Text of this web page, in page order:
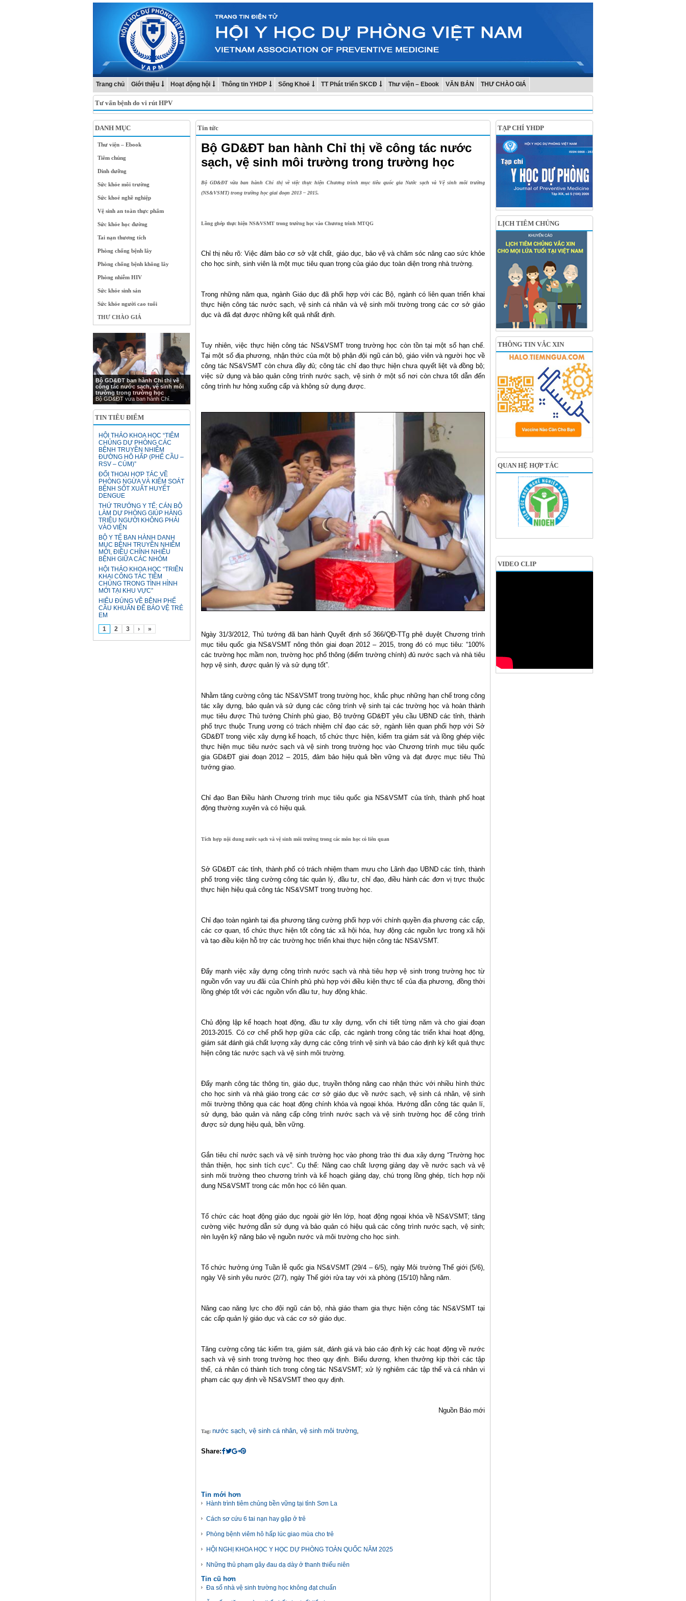
Trang chủ Giới thiệu Hoạt động hội Thông tin YHDP Sống Khoẻ TT Phát triển SKCĐ Thư viện – Ebook VĂN BẢN THƯ CHÀO GIÁ
Tư vấn bệnh do vi rút HPV
DANH MỤC
Thư viện – Ebook
Tiêm chủng
Dinh dưỡng
Sức khỏe môi trường
Sức khoẻ nghề nghiệp
Vệ sinh an toàn thực phẩm
Sức khỏe học đường
Tai nạn thương tích
Phòng chống bệnh lây
Phòng chống bệnh không lây
Phòng nhiễm HIV
Sức khỏe sinh sản
Sức khỏe người cao tuổi
THƯ CHÀO GIÁ
Bộ GD&ĐT ban hành Chỉ thị về
công tác nước sạch, vệ sinh môi
trường trong trường học
Bộ GD&ĐT vừa ban hành Chỉ...
TIN TIÊU ĐIỂM
HỘI THẢO KHOA HỌC “TIÊM
CHỦNG DỰ PHÒNG CÁC
BỆNH TRUYỀN NHIỄM
ĐƯỜNG HÔ HẤP (PHẾ CẦU –
RSV – CÚM)”
ĐỐI THOẠI HỢP TÁC VỀ
PHÒNG NGỪA VÀ KIỂM SOÁT
BỆNH SỐT XUẤT HUYẾT
DENGUE
THỨ TRƯỞNG Y TẾ: CÁN BỘ
LÀM DỰ PHÒNG GIÚP HÀNG
TRIỆU NGƯỜI KHÔNG PHẢI
VÀO VIỆN
BỘ Y TẾ BAN HÀNH DANH
MỤC BỆNH TRUYỀN NHIỄM
MỚI, ĐIỀU CHỈNH NHIỀU
BỆNH GIỮA CÁC NHÓM
HỘI THẢO KHOA HỌC “TRIỂN
KHAI CÔNG TÁC TIÊM
CHỦNG TRONG TÌNH HÌNH
MỚI TẠI KHU VỰC”
HIỂU ĐÚNG VỀ BỆNH PHẾ
CẦU KHUẨN ĐỂ BẢO VỆ TRẺ
EM
1
2 3 › »
Tin tức
Bộ GD&ĐT ban hành Chỉ thị về công tác nước
sạch, vệ sinh môi trường trong trường học
Bộ GD&ĐT vừa ban hành Chỉ thị về việc thực hiện Chương trình mục tiêu quốc gia Nước sạch và Vệ sinh môi trường
(NS&VSMT) trong trường học giai đoạn 2013 – 2015.
Lồng ghép thực hiện NS&VSMT trong trường học vào Chương trình MTQG
Chỉ thị nêu rõ: Việc đảm bảo cơ sở vật chất, giáo dục, bảo vệ và chăm sóc nâng cao sức khỏe
cho học sinh, sinh viên là một mục tiêu quan trọng của giáo dục toàn diện trong nhà trường.
Trong những năm qua, ngành Giáo dục đã phối hợp với các Bộ, ngành có liên quan triển khai
thực hiện công tác nước sạch, vệ sinh cá nhân và vệ sinh môi trường trong các cơ sở giáo
dục và đã đạt được những kết quả nhất định.
Tuy nhiên, việc thực hiện công tác NS&VSMT trong trường học còn tồn tại một số hạn chế.
Tại một số địa phương, nhận thức của một bộ phận đội ngũ cán bộ, giáo viên và người học về
công tác NS&VSMT còn chưa đầy đủ; công tác chỉ đạo thực hiện chưa quyết liệt và đồng bộ;
việc sử dụng và bảo quản công trình nước sạch, vệ sinh ở một số nơi còn chưa tốt dẫn đến
công trình hư hỏng xuống cấp và không sử dụng được.
Ngày 31/3/2012, Thủ tướng đã ban hành Quyết định số 366/QĐ-TTg phê duyệt Chương trình
mục tiêu quốc gia NS&VSMT nông thôn giai đoạn 2012 – 2015, trong đó có mục tiêu: “100%
các trường học mầm non, trường học phổ thông (điểm trường chính) đủ nước sạch và nhà tiêu
hợp vệ sinh, được quản lý và sử dụng tốt”.
Nhằm tăng cường công tác NS&VSMT trong trường học, khắc phục những hạn chế trong công
tác xây dựng, bảo quản và sử dụng các công trình vệ sinh tại các trường học và hoàn thành
mục tiêu được Thủ tướng Chính phủ giao, Bộ trưởng GD&ĐT yêu cầu UBND các tỉnh, thành
phố trực thuộc Trung ương có trách nhiệm chỉ đạo các sở, ngành liên quan phối hợp với Sở
GD&ĐT trong việc xây dựng kế hoạch, tổ chức thực hiện, kiểm tra giám sát và lồng ghép việc
thực hiện mục tiêu nước sạch và vệ sinh trong trường học vào Chương trình mục tiêu quốc
gia GD&ĐT giai đoạn 2012 – 2015, đảm bảo hiệu quả bền vững và đạt được mục tiêu Thủ
tướng giao.
Chỉ đạo Ban Điều hành Chương trình mục tiêu quốc gia NS&VSMT của tỉnh, thành phố hoạt
động thường xuyên và có hiệu quả.
Tích hợp nội dung nước sạch và vệ sinh môi trường trong các môn học có liên quan
Sở GD&ĐT các tỉnh, thành phố có trách nhiệm tham mưu cho Lãnh đạo UBND các tỉnh, thành
phố trong việc tăng cường công tác quản lý, đầu tư, chỉ đạo, điều hành các đơn vị trực thuộc
thực hiện hiệu quả công tác NS&VSMT trong trường học.
Chỉ đạo toàn ngành tại địa phương tăng cường phối hợp với chính quyền địa phương các cấp,
các cơ quan, tổ chức thực hiện tốt công tác xã hội hóa, huy động các nguồn lực trong xã hội
và tạo điều kiện hỗ trợ các trường học triển khai thực hiện công tác NS&VSMT.
Đẩy mạnh việc xây dựng công trình nước sạch và nhà tiêu hợp vệ sinh trong trường học từ
nguồn vốn vay ưu đãi của Chính phủ phù hợp với điều kiện thực tế của địa phương, đồng thời
lồng ghép tốt với các nguồn vốn đầu tư, huy động khác.
Chủ động lập kế hoạch hoạt động, đầu tư xây dựng, vốn chi tiết từng năm và cho giai đoạn
2013-2015. Có cơ chế phối hợp giữa các cấp, các ngành trong công tác triển khai hoạt động,
giám sát đánh giá chất lượng xây dựng các công trình vệ sinh và báo cáo định kỳ kết quả thực
hiện công tác nước sạch và vệ sinh môi trường.
Đẩy mạnh công tác thông tin, giáo dục, truyền thông nâng cao nhận thức với nhiều hình thức
cho học sinh và nhà giáo trong các cơ sở giáo dục về nước sạch, vệ sinh cá nhân, vệ sinh
môi trường thông qua các hoạt động chính khóa và ngoại khóa. Hướng dẫn công tác quản lí,
sử dụng, bảo quản và nâng cấp công trình nước sạch và vệ sinh trường học để công trình
được sử dụng hiệu quả, bền vững.
Gắn tiêu chí nước sạch và vệ sinh trường học vào phong trào thi đua xây dựng “Trường học
thân thiện, học sinh tích cực”. Cụ thể: Nâng cao chất lượng giảng dạy về nước sạch và vệ
sinh môi trường theo chương trình và kế hoạch giảng dạy, chú trọng lồng ghép, tích hợp nội
dung NS&VSMT trong các môn học có liên quan.
Tổ chức các hoạt động giáo dục ngoài giờ lên lớp, hoạt động ngoại khóa về NS&VSMT; tăng
cường việc hướng dẫn sử dụng và bảo quản có hiệu quả các công trình nước sạch, vệ sinh;
rèn luyện kỹ năng bảo vệ nguồn nước và môi trường cho học sinh.
Tổ chức hưởng ứng Tuần lễ quốc gia NS&VSMT (29/4 – 6/5), ngày Môi trường Thế giới (5/6),
ngày Vệ sinh yêu nước (2/7), ngày Thế giới rửa tay với xà phòng (15/10) hằng năm.
Nâng cao năng lực cho đội ngũ cán bộ, nhà giáo tham gia thực hiện công tác NS&VSMT tại
các cấp quản lý giáo dục và các cơ sở giáo dục.
Tăng cường công tác kiểm tra, giám sát, đánh giá và báo cáo định kỳ các hoạt động về nước
sạch và vệ sinh trong trường học theo quy định. Biểu dương, khen thưởng kịp thời các tập
thể, cá nhân có thành tích trong công tác NS&VSMT; xử lý nghiêm các tập thể và cá nhân vi
phạm các quy định về NS&VSMT theo quy định.
Nguồn Báo mới
Tag: nước sạch, vệ sinh cá nhân, vệ sinh môi trường,
Share:
Tin mới hơn
Hành trình tiêm chủng bền vững tại tỉnh Sơn La
Cách sơ cứu 6 tai nạn hay gặp ở trẻ
Phòng bệnh viêm hô hấp lúc giao mùa cho trẻ
HỘI NGHỊ KHOA HỌC Y HỌC DỰ PHÒNG TOÀN QUỐC NĂM 2025
Những thủ phạm gây đau dạ dày ở thanh thiếu niên
Tin cũ hơn
Đa số nhà vệ sinh trường học không đạt chuẩn
TẠP CHÍ YHDP
LỊCH TIÊM CHỦNG
THÔNG TIN VẮC XIN
QUAN HỆ HỢP TÁC
VIDEO CLIP